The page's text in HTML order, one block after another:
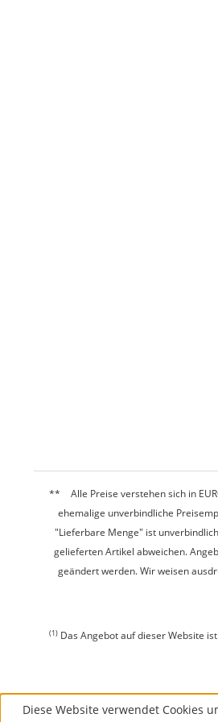
Alle Preise verstehen sich in
ehemalige unverbindliche
"Lieferbare Menge" ist
gelieferten Artikel abweichen.
geändert werden. Wir weisen
(1) Das Angebot auf dieser Website
Diese Website verwendet Cookies